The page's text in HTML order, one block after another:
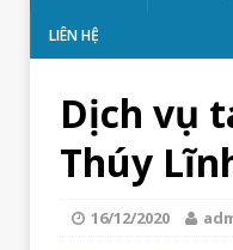
LIÊN HỆ
Dịch vụ
Thúy
16/12/2020